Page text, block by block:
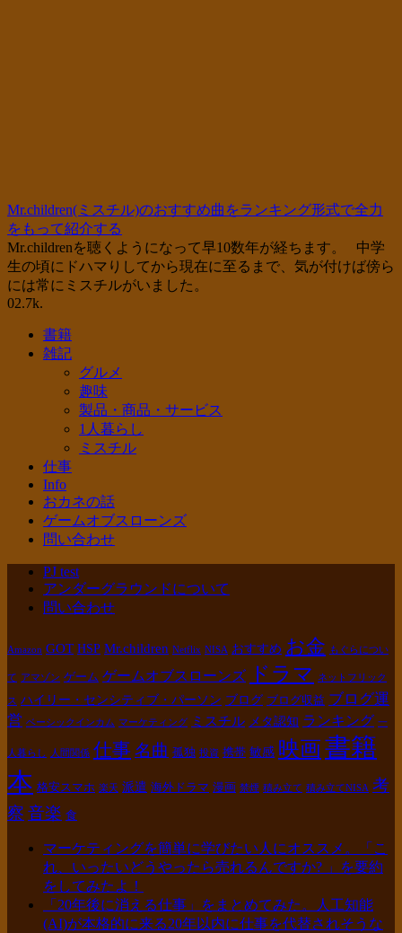
Mr.children(ミスチル)のおすすめ曲をランキング形式で全力
をもって紹介する
Mr.childrenを聴くようになって早10数年が経ちます。 中学
生の頃にドハマりしてから現在に至るまで、気が付けば傍ら
には常にミスチルがいました。
02.7k.
書籍
雑記
グルメ
趣味
製品・商品・サービス
1人暮らし
ミスチル
仕事
Info
おカネの話
ゲームオブスローンズ
問い合わせ
PJ test
アンダーグラウンドについて
問い合わせ
Amazon GOT HSP Mr.children Netflix NISA おすすめ お金 もぐらについ
て アマゾン ゲーム ゲームオブスローンズ ドラマ ネットフリック
ス ハイリー・センシティブ・パーソン ブログ ブログ収益 ブログ運
営 ベーシックインカム マーケティング ミスチル メタ認知 ランキング 一
人暮らし 人間関係 仕事 名曲 孤独 投資 携帯 敏感 映画書籍
本 格安スマホ 楽天 派遣 海外ドラマ 漫画 禁煙 積み立て 積み立てNISA 考
察 音楽 食
マーケティングを簡単に学びたい人にオススメ。「こ
れ、いったいどうやったら売れるんですか? 」を要約
をしてみたよ！
「20年後に消える仕事」をまとめてみた。人工知能
(AI)が本格的に来る20年以内に仕事を代替されそうな